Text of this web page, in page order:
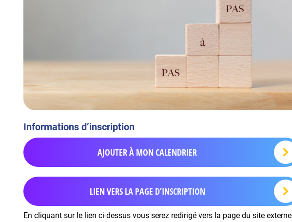
Informations d’inscription
AJOUTER À MON CALENDRIER
LIEN VERS LA PAGE D’INSCRIPTION
En cliquant sur le lien ci-dessus vous serez redirigé vers la page du site externe